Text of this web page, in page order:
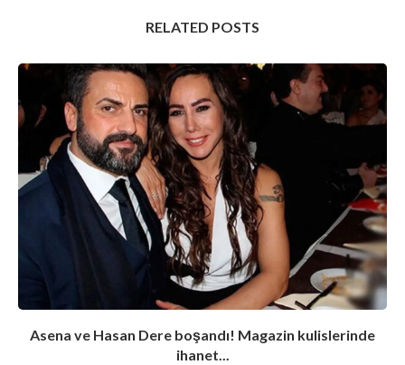
RELATED POSTS
Asena ve Hasan Dere boşandı! Magazin kulislerinde
ihanet...